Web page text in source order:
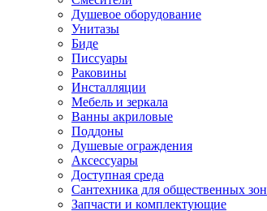
Душевое оборудование
Унитазы
Биде
Писсуары
Раковины
Инсталляции
Мебель и зеркала
Ванны акриловые
Поддоны
Душевые ограждения
Аксессуары
Доступная среда
Cантехника для общественных зон
Запчасти и комплектующие